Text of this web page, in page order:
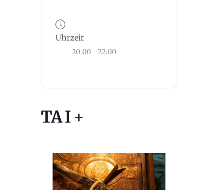
Uhrzeit
20:00 - 22:00
TA I +